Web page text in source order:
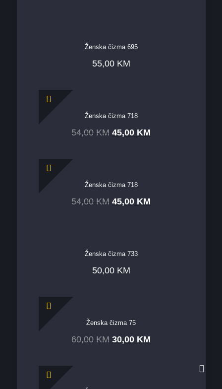
Ženska čizma 695
55,00 KM
Ženska čizma 718
54,00 KM 45,00 KM
Ženska čizma 718
54,00 KM 45,00 KM
Ženska čizma 733
50,00 KM
Ženska čizma 75
60,00 KM 30,00 KM